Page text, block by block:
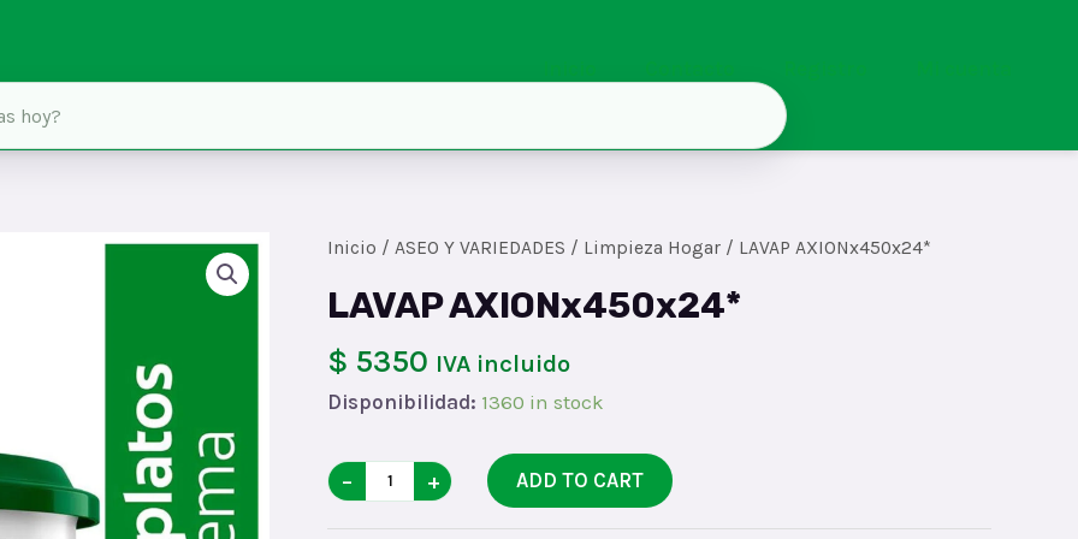
Inicio / ASEO Y VARIEDADES / Limpieza Hogar / LAVAP AXIONx450x24*
LAVAP AXIONx450x24*
$ 5350 IVA incluido
Disponibilidad: 1360 in stock
LAVAP
AXIONx450x24*
− + ADD TO CART